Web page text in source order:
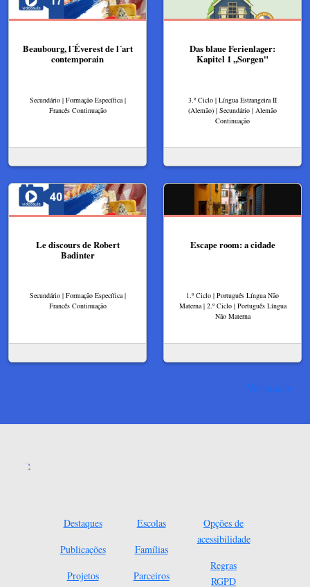
Beaubourg, l´Éverest de l´art
contemporain
Secundário | Formação Específica |
Francês Continuação
Das blaue Ferienlager:
Kapitel 1 ,,Sorgen"
3.º Ciclo | Língua Estrangeira II
(Alemão) | Secundário | Alemão
Continuação
Le discours de Robert
Badinter
Secundário | Formação Específica |
Francês Continuação
Escape room: a cidade
1.º Ciclo | Português Língua Não
Materna | 2.º Ciclo | Português Língua
Não Materna
Ver mais
Destaques
Publicações
Projetos
Escolas
Famílias
Parceiros
Opções de
acessibilidade
Regras
RGPD